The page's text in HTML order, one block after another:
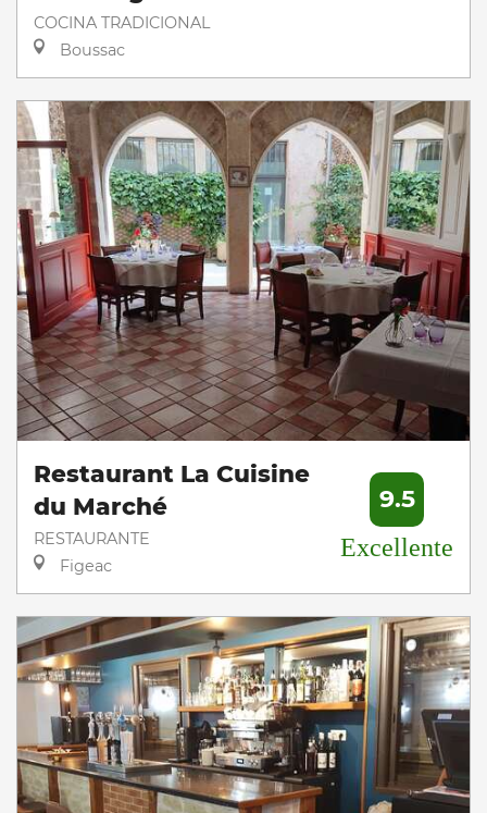
COCINA TRADICIONAL
Boussac
Restaurant La Cuisine
du Marché
RESTAURANTE
Figeac
9.5
Excellente